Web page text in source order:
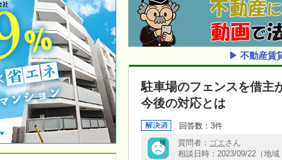
▶ 不動産賃
駐車場のフェンスを借主
今後の対応とは
回答数：3件
質問者： ゴエさん
相談日時：2023/09/22（地域